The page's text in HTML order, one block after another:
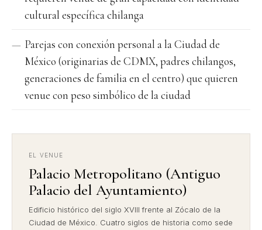
cultural específica chilanga
Parejas con conexión personal a la Ciudad de
México (originarias de CDMX, padres chilangos,
generaciones de familia en el centro) que quieren
venue con peso simbólico de la ciudad
EL VENUE
Palacio Metropolitano (Antiguo
Palacio del Ayuntamiento)
Edificio histórico del siglo XVIII frente al Zócalo de la
Ciudad de México. Cuatro siglos de historia como sede